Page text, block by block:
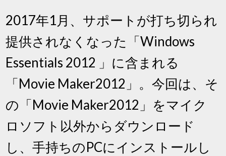
2017年1月、サポートが打ち切られ
提供されなくなった「Windows
Essentials 2012 」に含まれる
「Movie Maker2012」。今回は、そ
の「Movie Maker2012」をマイク
ロソフト以外からダウンロード
し、手持ちのPCにインストールし